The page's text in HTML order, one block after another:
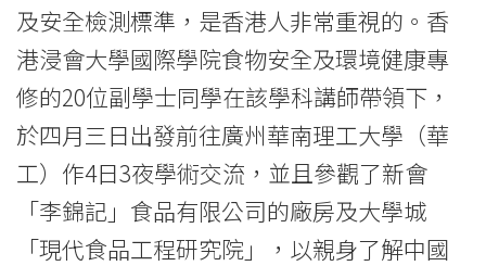
Hong
Kong
Baptist
University
及安全檢測標準，是香港人非常重視的。香
港浸會大學國際學院食物安全及環境健康專
修的20位副學士同學在該學科講師帶領下，
於四月三日出發前往廣州華南理工大學（華
工）作4日3夜學術交流，並且參觀了新會
「李錦記」食品有限公司的廠房及大學城
「現代食品工程研究院」，以親身了解中國